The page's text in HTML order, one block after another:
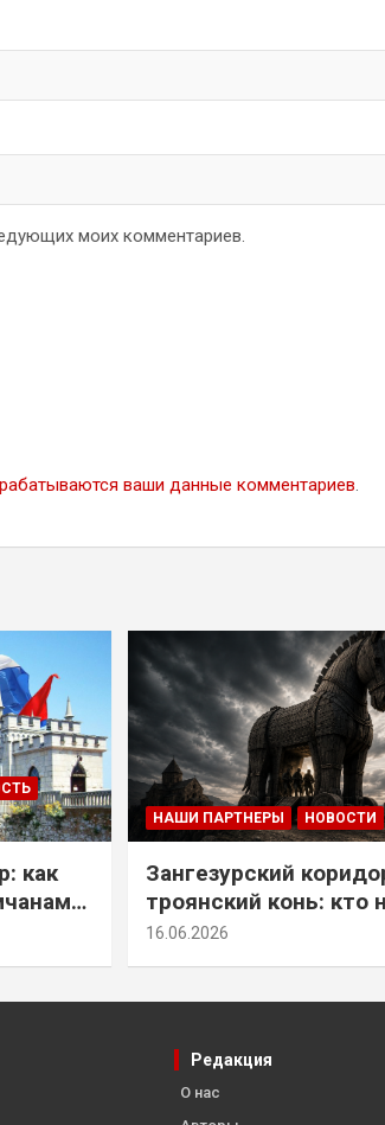
моих комментариев.
ваши данные комментариев.
как
НАШИ ПАРТНЕРЫ НОВОСТИ
Зангезурский
троянский конь: кто
самом деле
16.06.2026
Редакция
О нас